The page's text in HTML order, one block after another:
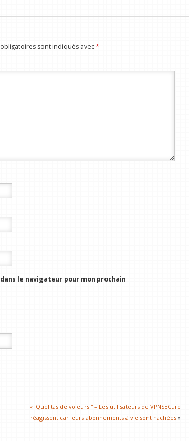
sont indiqués avec*
le navigateur pour mon prochain
« Quel tas de voleurs '' – Les utilisateurs de VPNSECure
réagissent car leurs abonnements à vie sont hachées»